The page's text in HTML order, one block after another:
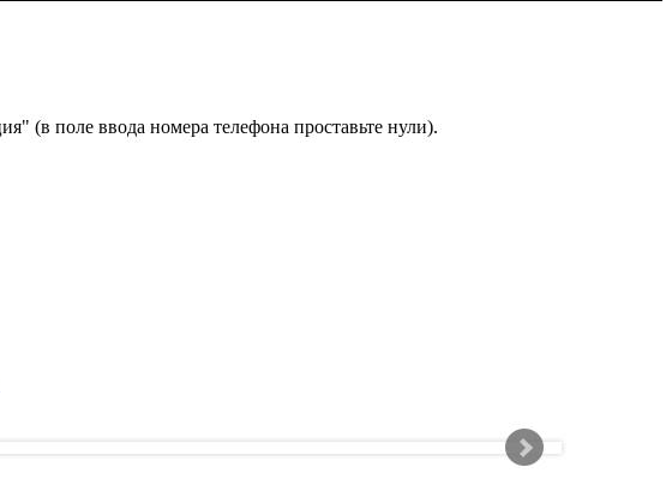
(в поле ввода номера телефона проставьте нули).